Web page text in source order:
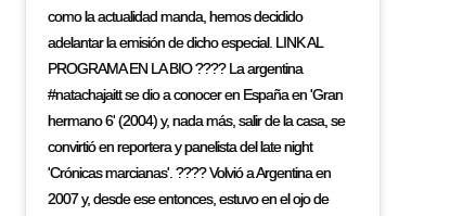
como la actualidad manda, hemos decidido
adelantar la emisión de dicho especial. LINK AL
PROGRAMA EN LA BIO ???? La argentina
#natachajaitt se dio a conocer en España en 'Gran
hermano 6' (2004) y, nada más, salir de la casa, se
convirtió en reportera y panelista del late night
'Crónicas marcianas'. ???? Volvió a Argentina en
2007 y, desde ese entonces, estuvo en el ojo de